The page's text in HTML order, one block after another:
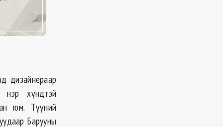
дизайнераар
хүндтэй
юм. Түүний
Барууны